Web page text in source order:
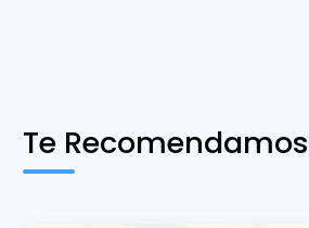
Te Recomendamos